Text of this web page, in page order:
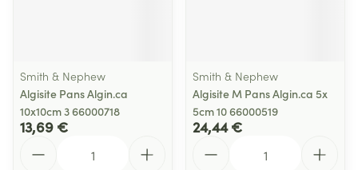
Smith & Nephew
Algisite Pans Algin.ca
10x10cm 3 66000718
13,69 €
Smith & Nephew
Algisite M Pans Algin.ca 5x
5cm 10 66000519
24,44 €